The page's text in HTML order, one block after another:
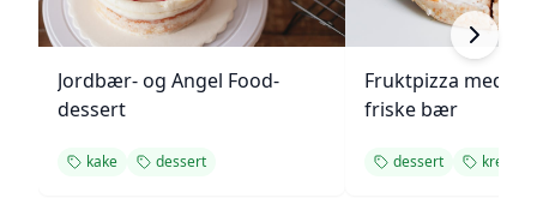
Jordbær- og Angel Food-
dessert
kake dessert
Fruktpizza med
friske bær
dessert kremost